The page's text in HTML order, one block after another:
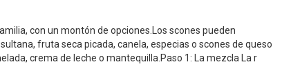
con un montón de opciones.Los scones pueden
fruta seca picada, canela, especias o scones de queso
crema de leche o mantequilla.Paso 1: La mezcla La r